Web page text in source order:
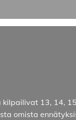
kilpailivat 13, 14,
omista